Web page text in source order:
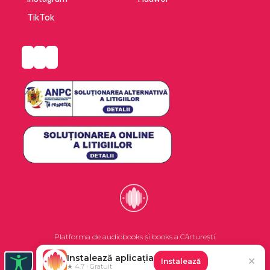
TikTok
Platforma de audiobooks și books a Cărturești.
©2026 Nemo EPG SRL. Toate drepturile rezervate.
Instalează aplicația
★ 4.7 · Gratuit
Instalează ✕